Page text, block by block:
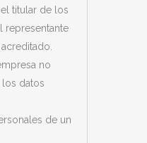
titular de los
representante
no
datos
de un